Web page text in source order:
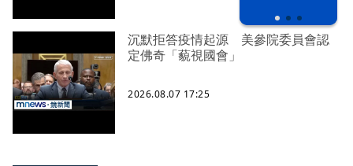
沉默拒答疫情起源 美參院委員會認
定佛奇「藐視國會」
2026.08.07 17:25